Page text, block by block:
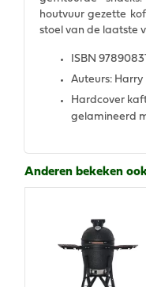
houtvuur gezette
stoel van de laatste
ISBN
Auteurs:
Hardcover
gelamineerd
Anderen bekeken